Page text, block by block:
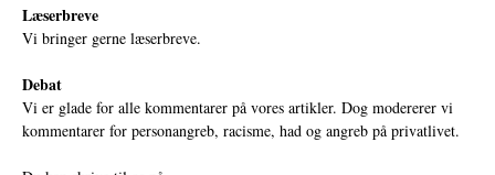
Læserbreve
Vi bringer gerne læserbreve.
Debat
Vi er glade for alle kommentarer på vores artikler. Dog modererer vi
kommentarer for personangreb, racisme, had og angreb på privatlivet.